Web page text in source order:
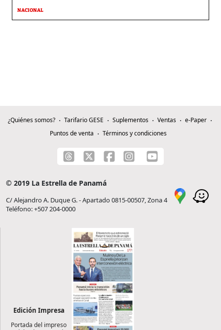
NACIONAL
¿Quiénes somos? Tarifario GESE Suplementos Ventas
e-Paper
Puntos de venta
Términos y condiciones
© 2019 La Estrella de Panamá
C/ Alejandro A. Duque G. - Apartado 0815-00507, Zona 4
Teléfono: +507 204-0000
Edición Impresa
Portada del impreso